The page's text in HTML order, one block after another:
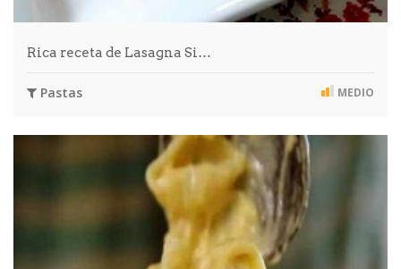
Rica receta de Lasagna Si…
Pastas MEDIO